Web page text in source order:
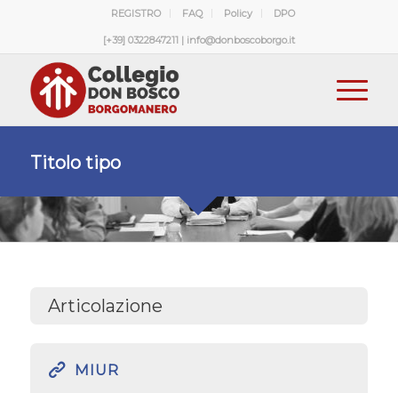
REGISTRO FAQ Policy DPO
[+39] 0322847211 | info@donboscoborgo.it
Titolo tipo
Articolazione
MIUR